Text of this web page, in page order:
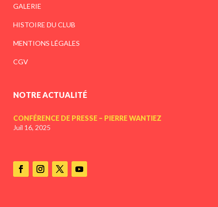
GALERIE
HISTOIRE DU CLUB
MENTIONS LÉGALES
CGV
NOTRE ACTUALITÉ
CONFÉRENCE DE PRESSE – PIERRE WANTIEZ
Juil 16, 2025